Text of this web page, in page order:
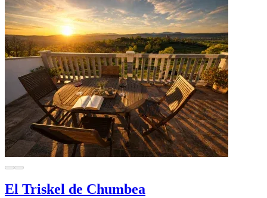
El Triskel de Chumbea